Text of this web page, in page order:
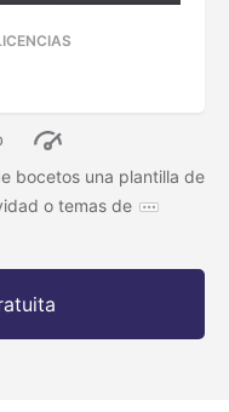
bocetos una plantilla de
o temas de